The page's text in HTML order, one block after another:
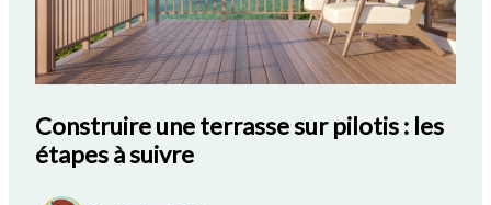
Construire une terrasse sur pilotis : les
étapes à suivre